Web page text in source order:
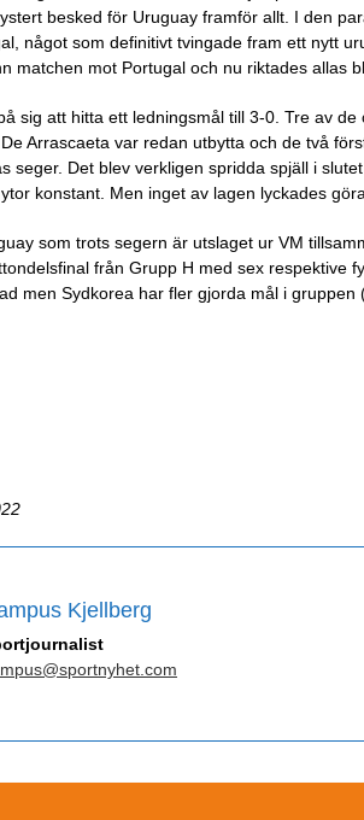
besked för Uruguay framför allt. I den
något som definitivt tvingade fram ett nytt
matchen mot Portugal och nu riktades allas
sig att hitta ett ledningsmål till 3-0. Tre av de
Arrascaeta var redan utbytta och de två
seger. Det blev verkligen spridda spjäll i
konstant. Men inget av lagen lyckades
som trots segern är utslaget ur VM
från Grupp H med sex respektive
men Sydkorea har fler gjorda mål i gruppen
Kjellberg